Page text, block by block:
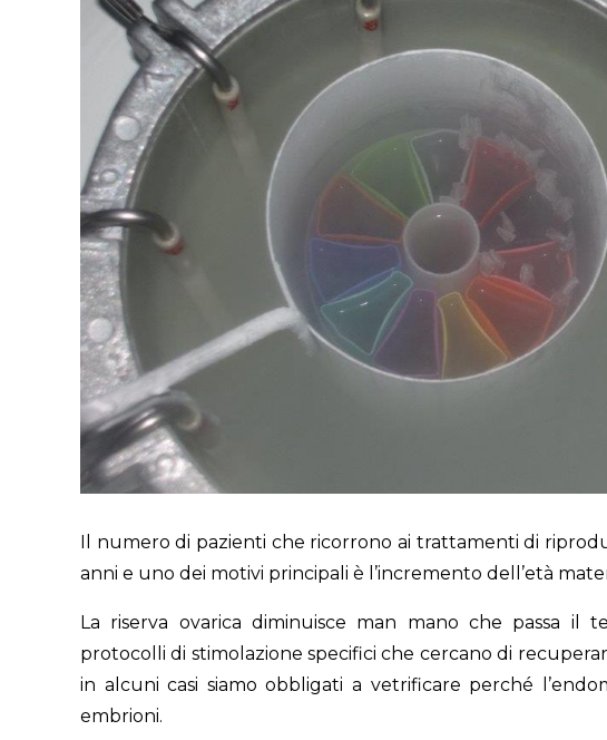
Il numero di pazienti che ricorrono ai trattamenti di
anni e uno dei motivi principali è l’incremento dell’età
La riserva ovarica diminuisce man mano che passa il
protocolli di stimolazione specifici che cercano di
in alcuni casi siamo obbligati a vetrificare perché
embrioni.